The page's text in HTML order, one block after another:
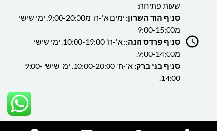
שעות פתיחה:
סניף הוד השרון:
ימים א'-ה' מ9:00-20:00. ימי שישי
מ9:00-15:00
סניף פרדס חנה:
: א'-ה' 10:00-19:00. ימי שישי
מ9:00-14:00.
סניף בני ברק:
א'-ה' 10:00-20:00. ימי שישי 9:00-
14:00.